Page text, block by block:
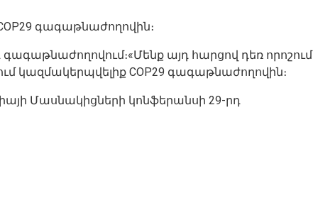
գագաթնաժողովին։
այդ հարցով դեռ որոշում
կազմակերպվելիք COP29 գագաթնաժողովին։
Մասնակիցների կոնֆերանսի 29-րդ